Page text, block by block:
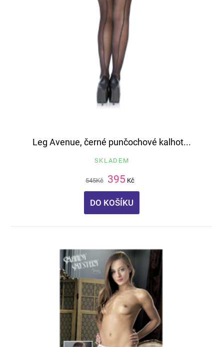
Leg Avenue, černé punčochové kalhot...
SKLADEM
545Kč 395 Kč
DO KOŠÍKU